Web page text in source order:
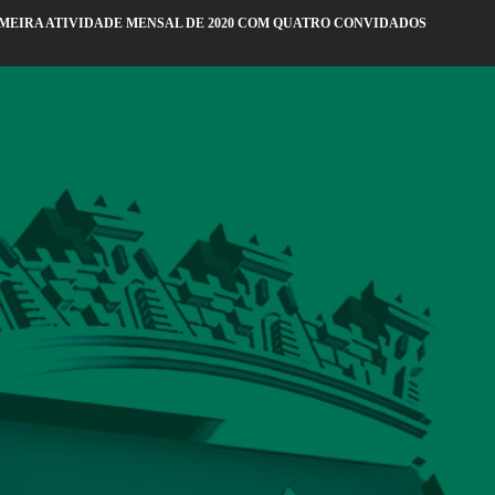
ATIVIDADE MENSAL DE 2020 COM QUATRO CONVIDADOS